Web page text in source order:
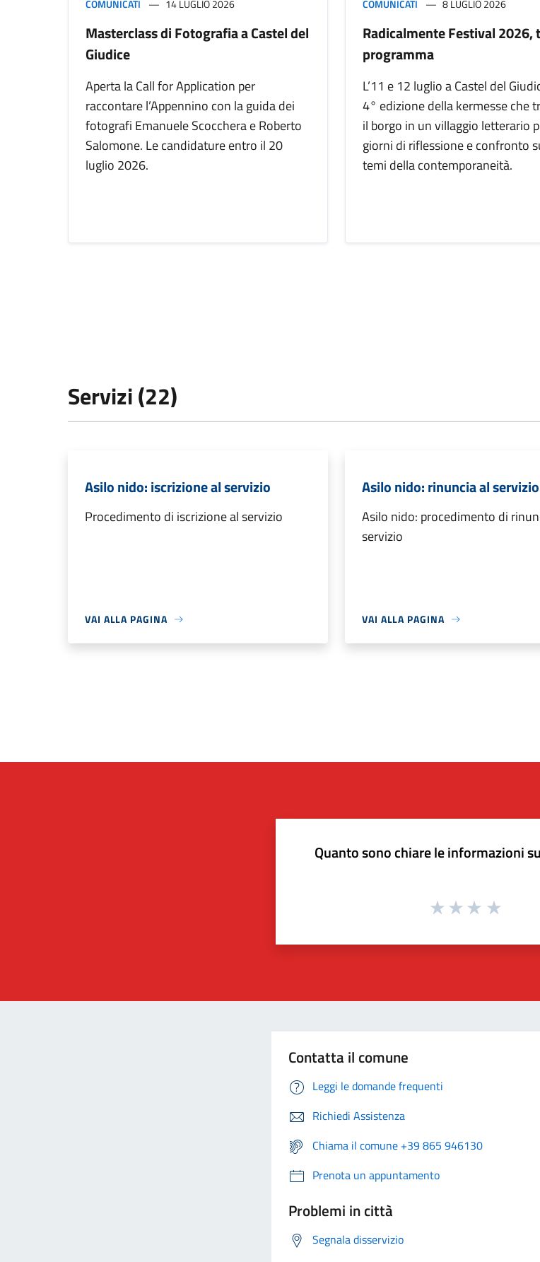
COMUNICATI 14 LUGLIO 2026
Masterclass di Fotografia a Castel del
Giudice
Aperta la Call for Application per
raccontare l’Appennino con la guida dei
fotografi Emanuele Scocchera e Roberto
Salomone. Le candidature entro il 20
luglio 2026.
COMUNICATI 8 LUGLIO 2026
Radicalmente Festival 2026,
programma
L’11 e 12 luglio a Castel del
4° edizione della kermesse che
il borgo in un villaggio letterario
giorni di riflessione e confronto
temi della contemporaneità.
Servizi (22)
Asilo nido: iscrizione al servizio
Procedimento di iscrizione al servizio
VAI ALLA PAGINA
Asilo nido: rinuncia al servizio
Asilo nido: procedimento di
servizio
VAI ALLA PAGINA
Quanto sono chiare le informazioni
Contatta il comune
Leggi le domande frequenti
Richiedi Assistenza
Chiama il comune +39 865 946130
Prenota un appuntamento
Problemi in città
Segnala disservizio